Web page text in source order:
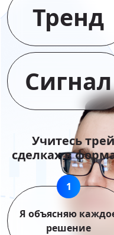
Тренд
Сигнал
Учитесь
сделках в
Я объясняю
решение